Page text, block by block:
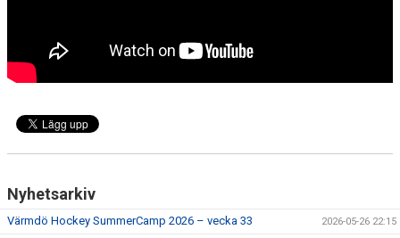
Nyhetsarkiv
Värmdö Hockey SummerCamp 2026 – vecka 33 2026-05-26 22:15